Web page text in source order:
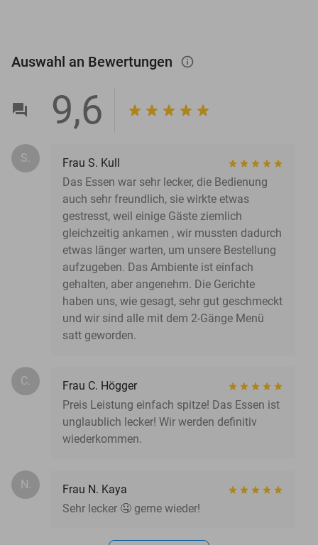
Auswahl an Bewertungen info_outlined
9,6
S.
Frau S. Kull
Das Essen war sehr lecker, die Bedienung
auch sehr freundlich, sie wirkte etwas
gestresst, weil einige Gäste ziemlich
gleichzeitig ankamen , wir mussten dadurch
etwas länger warten, um unsere Bestellung
aufzugeben. Das Ambiente ist einfach
gehalten, aber angenehm. Die Gerichte
haben uns, wie gesagt, sehr gut geschmeckt
und wir sind alle mit dem 2-Gänge Menü
satt geworden.
C.
Frau C. Högger
Preis Leistung einfach spitze! Das Essen ist
unglaublich lecker! Wir werden definitiv
wiederkommen.
N.
Frau N. Kaya
Sehr lecker 🤤 gerne wieder!